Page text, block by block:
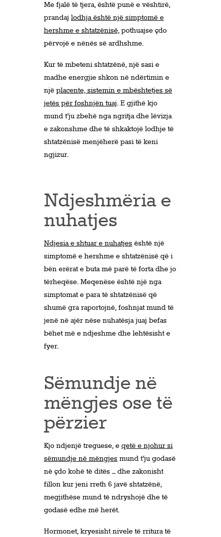
Me fjalë të tjera, është punë e vështirë,
prandaj lodhja është një simptomë e
hershme e shtatzënisë, pothuajse çdo
përvojë e nënës së ardhshme.
Kur të mbeteni shtatzënë, një sasi e
madhe energjie shkon në ndërtimin e
një placente, sistemin e mbështetjes së
jetës për foshnjën tuaj. E gjithë kjo
mund t’ju zbehë nga ngritja dhe lëvizja
e zakonshme dhe të shkaktojë lodhje të
shtatzënisë menjëherë pasi të keni
ngjizur.
Ndjeshmëria e
nuhatjes
Ndjesia e shtuar e nuhatjes është një
simptomë e hershme e shtatzënisë që i
bën erërat e buta më parë të forta dhe jo
tërheqëse. Meqenëse është një nga
simptomat e para të shtatzënisë që
shumë gra raportojnë, foshnjat mund të
jenë në ajër nëse nuhatësja juaj befas
bëhet më e ndjeshme dhe lehtësisht e
fyer.
Sëmundje në
mëngjes ose të
përzier
Kjo ndjenjë treguese, e qetë e njohur si
sëmundje në mëngjes mund t’ju godasë
në çdo kohë të ditës – dhe zakonisht
fillon kur jeni rreth 6 javë shtatzënë,
megjithëse mund të ndryshojë dhe të
godasë edhe më herët.
Hormonet, kryesisht nivele të rritura të